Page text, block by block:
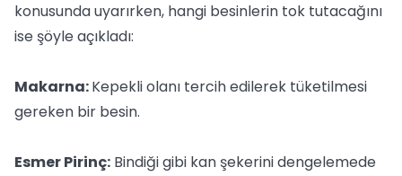
konusunda uyarırken, hangi besinlerin tok tutacağını
ise şöyle açıkladı:
Makarna:Kepekli olanı tercih edilerek tüketilmesi
gereken bir besin.
Esmer Pirinç: Bindiği gibi kan şekerini dengelemede